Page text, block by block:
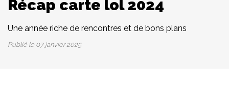
Récap carte lol 2024
Une année riche de rencontres et de bons plans
Publié le 07 janvier 2025